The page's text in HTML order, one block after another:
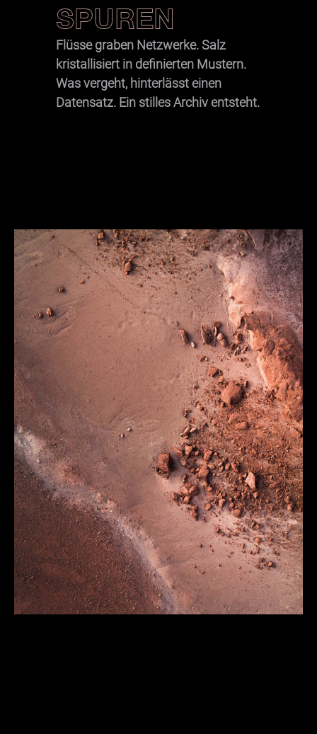
SPUREN
Flüsse graben Netzwerke. Salz
kristallisiert in definierten Mustern.
Was vergeht, hinterlässt einen
Datensatz. Ein stilles Archiv entsteht.